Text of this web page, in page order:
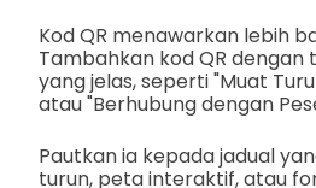
Kod QR menawarkan lebih
Tambahkan kod QR dengan
yang jelas, seperti "Muat
atau "Berhubung dengan
Pautkan ia kepada jadual
turun, peta interaktif, atau